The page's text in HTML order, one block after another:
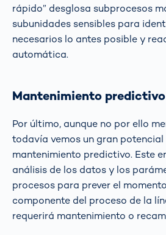
rápido” desglosa subprocesos
subunidades sensibles para
necesarios lo antes posible y
automática.
Mantenimiento predictivo
Por último, aunque no por ello
todavía vemos un gran potencial
mantenimiento predictivo. Este
análisis de los datos y los
procesos para prever el
componente del proceso de la
requerirá mantenimiento o